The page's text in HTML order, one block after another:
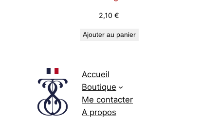
2,10 €
Ajouter au panier
Accueil
Boutique
Me contacter
A propos